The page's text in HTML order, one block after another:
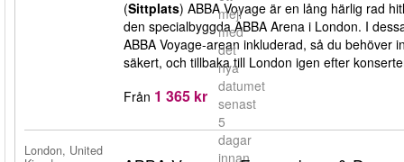
mejl
med
det
nya
datumet
senast
5
dagar
innan
(Sittplats) ABBA Voyage är en lång härlig rad
den specialbyggda ABBA Arena i London. I
ABBA Voyage-arean inkluderad, så du behöver
säkert, och tillbaka till London igen efter
Från 1 365 kr
London, United